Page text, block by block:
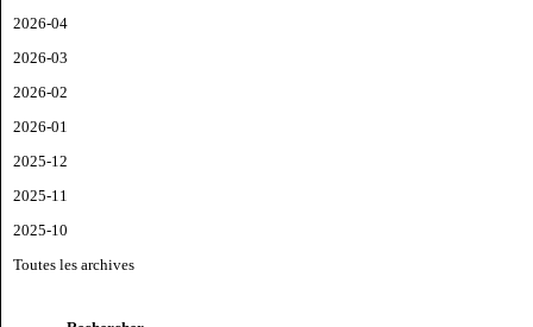
2026-04
2026-03
2026-02
2026-01
2025-12
2025-11
2025-10
Toutes les archives